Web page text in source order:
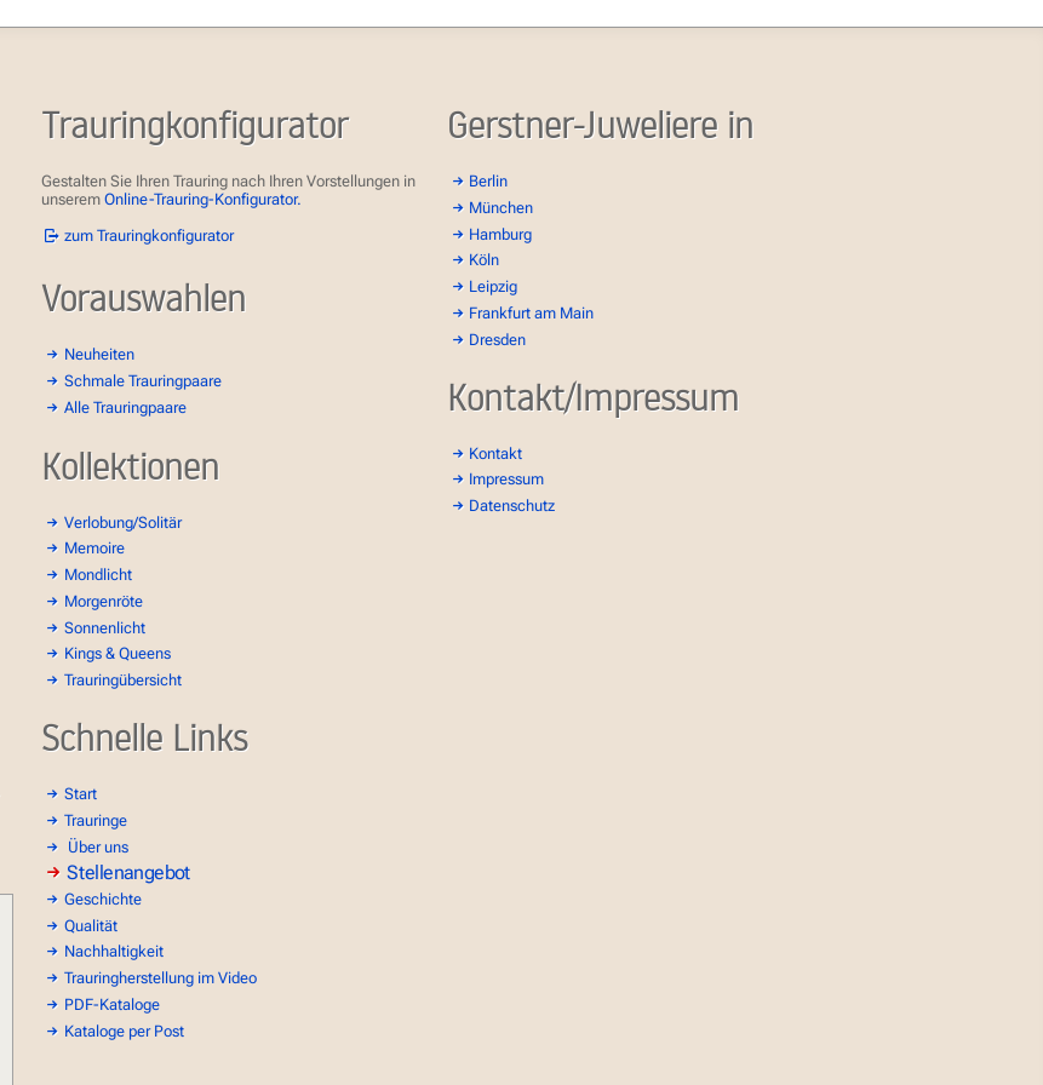
Trauringkonfigurator
Gestalten Sie Ihren Trauring nach Ihren Vorstellungen in
unserem Online-Trauring-Konfigurator.
zum Trauringkonfigurator
Vorauswahlen
Neuheiten
Schmale Trauringpaare
Alle Trauringpaare
Kollektionen
Verlobung/Solitär
Memoire
Mondlicht
Morgenröte
Sonnenlicht
Kings & Queens
Trauringübersicht
Schnelle Links
Start
Trauringe
Über uns
Stellenangebot
Geschichte
Qualität
Nachhaltigkeit
Trauringherstellung im Video
PDF-Kataloge
Kataloge per Post
Gerstner-Juweliere in
Berlin
München
Hamburg
Köln
Leipzig
Frankfurt am Main
Dresden
Kontakt/Impressum
Kontakt
Impressum
Datenschutz